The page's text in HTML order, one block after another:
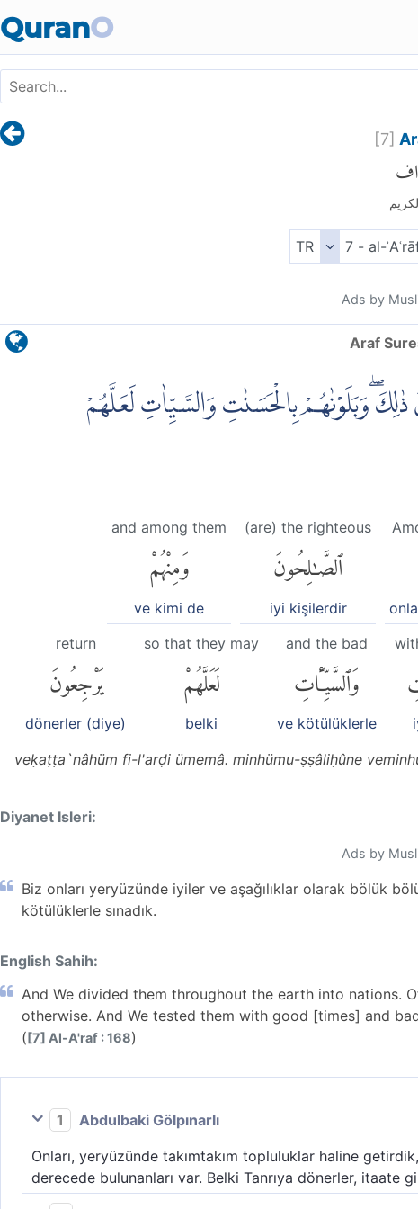
QuranO
[7]
Ads by
Araf
ۖوَبَلَوْنٰهُمْ بِالْحَسَنٰتِ وَالسَّيِّاٰتِ لَعَلَّهُمْ
(are) the righteous
ٱلصَّٰلِحُونَ
iyi kişilerdir
and among them
وَمِنْهُمْ
ve kimi de
and the bad
وَٱلسَّيِّـَٔاتِ
ve kötülüklerle
so that they may
لَعَلَّهُمْ
belki
return
يَرْجِعُونَ
dönerler (diye)
veḳaṭṭa`nâhüm fi-l'arḍi ümemâ. minhümu-ṣṣâliḥûne
Diyanet Isleri:
Ads by
Biz onları yeryüzünde iyiler ve aşağılıklar olarak bölük
kötülüklerle sınadık.
English Sahih:
And We divided them throughout the earth into nations.
otherwise. And We tested them with good [times] and
([7] Al-A'raf : 168)
1
Abdulbaki Gölpınarlı
Onları, yeryüzünde takımtakım topluluklar haline
derecede bulunanları var. Belki Tanrıya dönerler, itaate